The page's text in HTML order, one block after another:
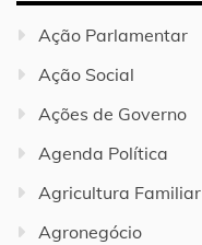
Ação Parlamentar
Ação Social
Ações de Governo
Agenda Política
Agricultura Familiar
Agronegócio